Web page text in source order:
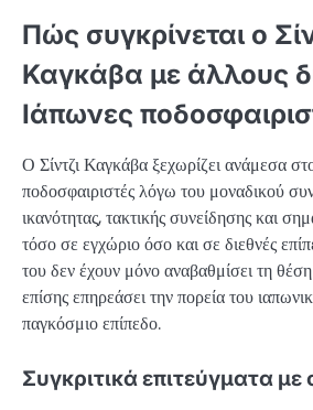
Πώς συγκρίνεται ο
Καγκάβα με άλλους
Ιάπωνες
Ο Σίντζι Καγκάβα ξεχωρίζει ανάμεσα
ποδοσφαιριστές λόγω του μοναδικού
ικανότητας, τακτικής συνείδησης και
τόσο σε εγχώριο όσο και σε διεθνές
του δεν έχουν μόνο αναβαθμίσει τη
επίσης επηρεάσει την πορεία του
παγκόσμιο επίπεδο.
Συγκριτικά επιτεύγματα